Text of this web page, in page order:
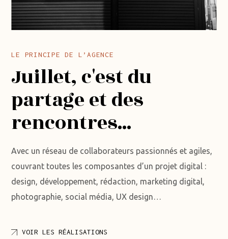
LE PRINCIPE DE L’AGENCE
Juillet, c'est du
partage et des
rencontres...
Avec un réseau de collaborateurs passionnés et agiles,
couvrant toutes les composantes d’un projet digital :
design, développement, rédaction, marketing digital,
photographie, social média, UX design…
VOIR LES RÉALISATIONS